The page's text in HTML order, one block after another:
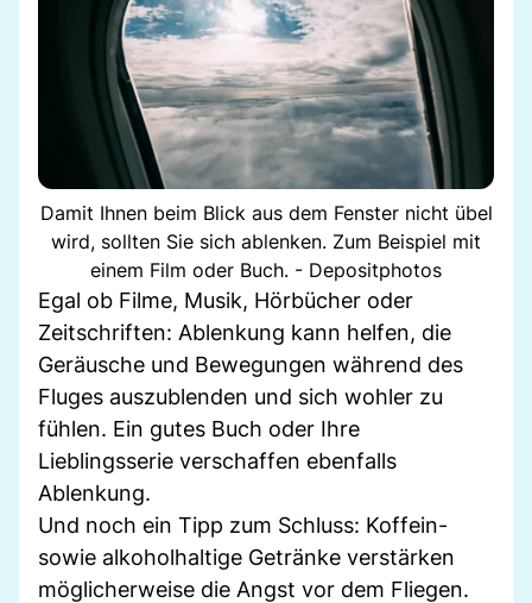
Damit Ihnen beim Blick aus dem Fenster nicht übel
wird, sollten Sie sich ablenken. Zum Beispiel mit
einem Film oder Buch. - Depositphotos
Egal ob Filme, Musik, Hörbücher oder
Zeitschriften: Ablenkung kann helfen, die
Geräusche und Bewegungen während des
Fluges auszublenden und sich wohler zu
fühlen. Ein gutes Buch oder Ihre
Lieblingsserie verschaffen ebenfalls
Ablenkung.
Und noch ein Tipp zum Schluss: Koffein-
sowie alkoholhaltige Getränke verstärken
möglicherweise die Angst vor dem Fliegen.